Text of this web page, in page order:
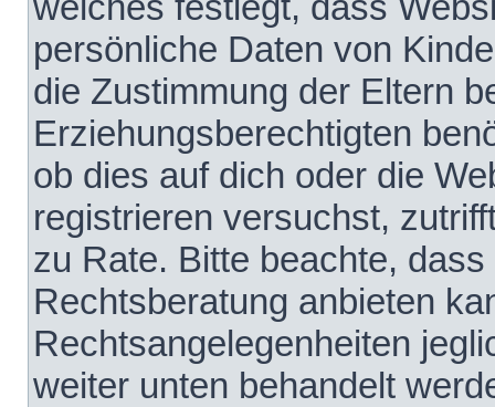
persönliche Daten von
die Zustimmung der Eltern
Erziehungsberechtigten
ob dies auf dich oder die
registrieren versuchst,
zu Rate. Bitte beachte,
Rechtsberatung anbieten
Rechtsangelegenheiten
weiter unten behandelt